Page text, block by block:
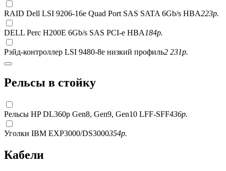
RAID Dell LSI 9206-16e Quad Port SAS SATA 6Gb/s HBA223р.
DELL Perc H200E 6Gb/s SAS PCI-e HBA 184р.
Рэйд-контроллер LSI 9480-8e низкий профиль2 231р.
Рельсы в стойку
Рельсы HP DL360p Gen8, Gen9, Gen10 LFF-SFF436р.
Уголки IBM EXP3000/DS3000354р.
Кабели